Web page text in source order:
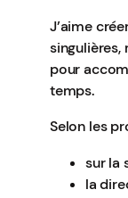
J’aime
singulières,
pour
temps.
Selon les
sur la
la